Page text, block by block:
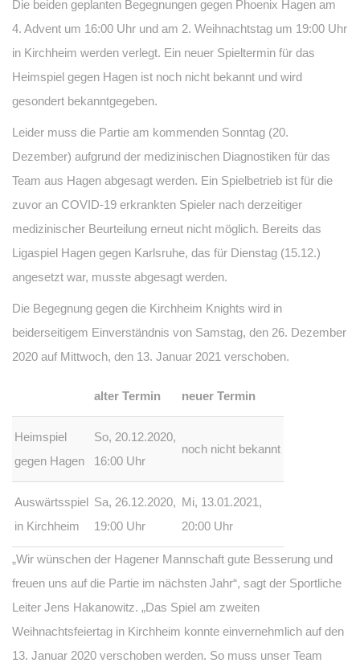
Die beiden geplanten Begegnungen gegen Phoenix Hagen am
4. Advent um 16:00 Uhr und am 2. Weihnachtstag um 19:00 Uhr
in Kirchheim werden verlegt. Ein neuer Spieltermin für das
Heimspiel gegen Hagen ist noch nicht bekannt und wird
gesondert bekanntgegeben.
Leider muss die Partie am kommenden Sonntag (20.
Dezember) aufgrund der medizinischen Diagnostiken für das
Team aus Hagen abgesagt werden. Ein Spielbetrieb ist für die
zuvor an COVID-19 erkrankten Spieler nach derzeitiger
medizinischer Beurteilung erneut nicht möglich. Bereits das
Ligaspiel Hagen gegen Karlsruhe, das für Dienstag (15.12.)
angesetzt war, musste abgesagt werden.
Die Begegnung gegen die Kirchheim Knights wird in
beiderseitigem Einverständnis von Samstag, den 26. Dezember
2020 auf Mittwoch, den 13. Januar 2021 verschoben.
alter Termin neuer Termin
Heimspiel
gegen Hagen
So, 20.12.2020,
16:00 Uhr
noch nicht bekannt
Auswärtsspiel
in Kirchheim
Sa, 26.12.2020,
19:00 Uhr
Mi, 13.01.2021,
20:00 Uhr
„Wir wünschen der Hagener Mannschaft gute Besserung und
freuen uns auf die Partie im nächsten Jahr“, sagt der Sportliche
Leiter Jens Hakanowitz. „Das Spiel am zweiten
Weihnachtsfeiertag in Kirchheim konnte einvernehmlich auf den
13. Januar 2020 verschoben werden. So muss unser Team